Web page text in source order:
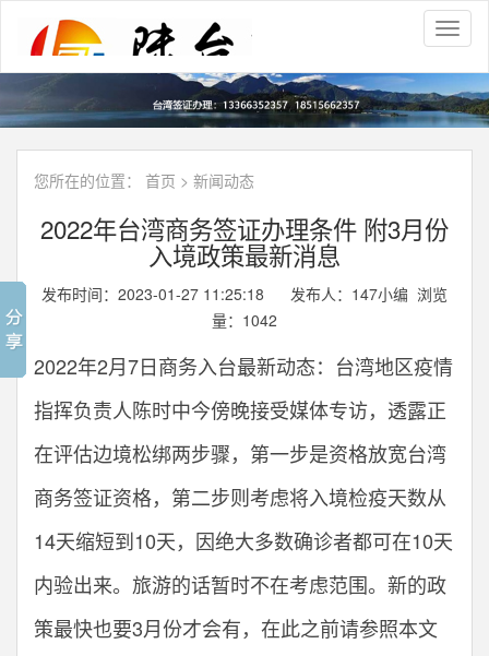
您所在的位置： 首页 > 新闻动态
2022年台湾商务签证办理条件 附3月份
入境政策最新消息
发布时间：2023-01-27 11:25:18 发布人：147小编 浏览
量： 1042
2022年2月7日商务入台最新动态：台湾地区疫情
指挥负责人陈时中今傍晚接受媒体专访，透露正
在评估边境松绑两步骤，第一步是资格放宽台湾
商务签证资格，第二步则考虑将入境检疫天数从
14天缩短到10天，因绝大多数确诊者都可在10天
内验出来。旅游的话暂时不在考虑范围。新的政
策最快也要3月份才会有，在此之前请参照本文